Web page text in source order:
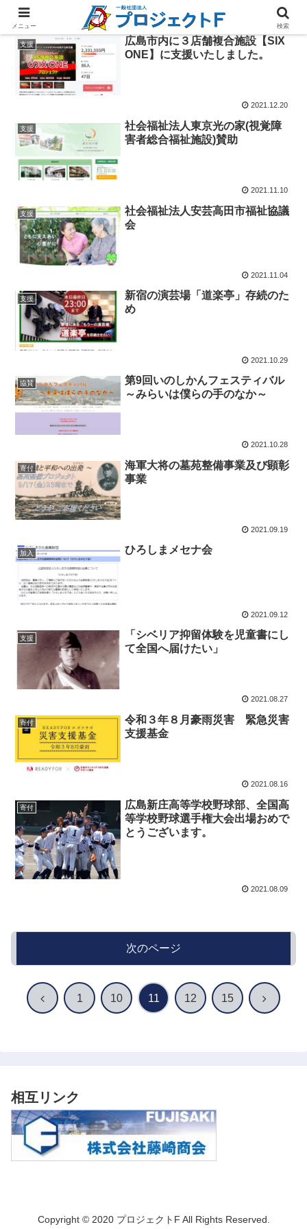
支援
広島市内に３店舗複合施設【SIX
ONE】に支援いたしました。
2021.12.20
支援
社会福祉法人東京光の家(視覚障
害者総合福祉施設)賛助
2021.11.10
支援
社会福祉法人安芸高田市福祉協議
会
2021.11.04
支援
新宿の演芸場「道楽亭」存続のた
め
2021.10.29
協賛
第9回いのしかんフェスティバル
～みらいは僕らの手のなか～
2021.10.28
寄付
海軍大将の墓苑整備事業及び顕彰
事業
2021.09.19
加入 ひろしまメセナ会
2021.09.12
支援
「シベリア抑留体験を児童書にし
て全国へ届けたい」
2021.08.27
寄付
令和３年８月豪雨災害 緊急災害
支援基金
2021.08.16
寄付
広島新庄高等学校野球部、全国高
等学校野球選手権大会出場おめで
とうございます。
2021.08.09
次のページ
前 1 10 11 12 15 次
相互リンク
Copyright © 2020 プロジェクトF All Rights Reserved.
メニュー 検索